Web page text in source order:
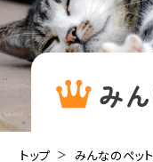
み
トップ みんなのペッ